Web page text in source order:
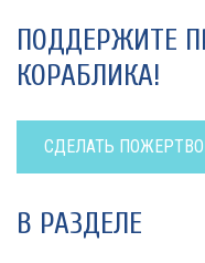
ПОДДЕРЖИТЕ
КОРАБЛИКА!
СДЕЛАТЬ
В РАЗДЕЛЕ